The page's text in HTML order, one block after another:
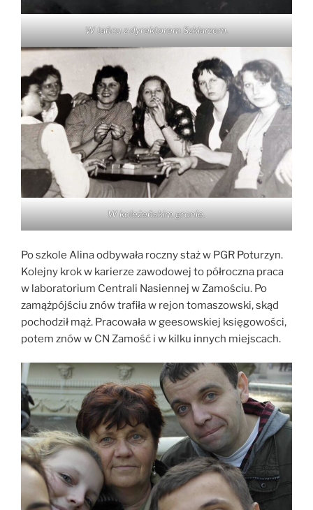
W tańcu z dyrektorem Szklarzem.
W koleżeńskim gronie.
Po szkole Alina odbywała roczny staż w PGR Poturzyn.
Kolejny krok w karierze zawodowej to półroczna praca
w laboratorium Centrali Nasiennej w Zamościu. Po
zamążpójściu znów trafiła w rejon tomaszowski, skąd
pochodził mąż. Pracowała w geesowskiej księgowości,
potem znów w CN Zamość i w kilku innych miejscach.